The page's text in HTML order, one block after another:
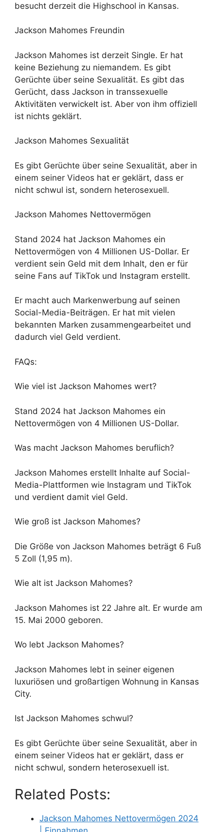
besucht derzeit die Highschool in Kansas.
Jackson Mahomes Freundin
Jackson Mahomes ist derzeit Single. Er hat
keine Beziehung zu niemandem. Es gibt
Gerüchte über seine Sexualität. Es gibt das
Gerücht, dass Jackson in transsexuelle
Aktivitäten verwickelt ist. Aber von ihm offiziell
ist nichts geklärt.
Jackson Mahomes Sexualität
Es gibt Gerüchte über seine Sexualität, aber in
einem seiner Videos hat er geklärt, dass er
nicht schwul ist, sondern heterosexuell.
Jackson Mahomes Nettovermögen
Stand 2024 hat Jackson Mahomes ein
Nettovermögen von 4 Millionen US-Dollar. Er
verdient sein Geld mit dem Inhalt, den er für
seine Fans auf TikTok und Instagram erstellt.
Er macht auch Markenwerbung auf seinen
Social-Media-Beiträgen. Er hat mit vielen
bekannten Marken zusammengearbeitet und
dadurch viel Geld verdient.
FAQs:
Wie viel ist Jackson Mahomes wert?
Stand 2024 hat Jackson Mahomes ein
Nettovermögen von 4 Millionen US-Dollar.
Was macht Jackson Mahomes beruflich?
Jackson Mahomes erstellt Inhalte auf Social-
Media-Plattformen wie Instagram und TikTok
und verdient damit viel Geld.
Wie groß ist Jackson Mahomes?
Die Größe von Jackson Mahomes beträgt 6 Fuß
5 Zoll (1,95 m).
Wie alt ist Jackson Mahomes?
Jackson Mahomes ist 22 Jahre alt. Er wurde am
15. Mai 2000 geboren.
Wo lebt Jackson Mahomes?
Jackson Mahomes lebt in seiner eigenen
luxuriösen und großartigen Wohnung in Kansas
City.
Ist Jackson Mahomes schwul?
Es gibt Gerüchte über seine Sexualität, aber in
einem seiner Videos hat er geklärt, dass er
nicht schwul, sondern heterosexuell ist.
Related Posts:
Jackson Mahomes Nettovermögen 2024